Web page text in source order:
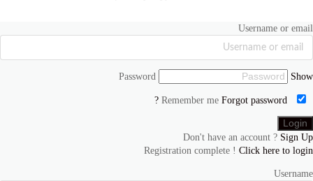
Username or email
Password Show
Forgot password ?
Don't have an account ? Sign Up
Registration complete ! Click here to login
Username